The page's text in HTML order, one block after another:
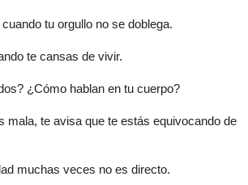
tu orgullo no se doblega.
te cansas de vivir.
¿Cómo hablan en tu cuerpo?
mala, te avisa que te estás equivocando de
muchas veces no es directo.